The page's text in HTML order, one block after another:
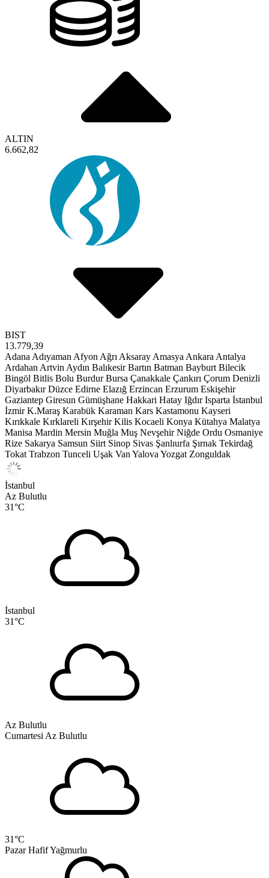
ALTIN
6.662,82
BIST
13.779,39
Adana Adıyaman Afyon Ağrı Aksaray Amasya Ankara Antalya
Ardahan Artvin Aydın Balıkesir Bartın Batman Bayburt Bilecik
Bingöl Bitlis Bolu Burdur Bursa Çanakkale Çankırı Çorum Denizli
Diyarbakır Düzce Edirne Elazığ Erzincan Erzurum Eskişehir
Gaziantep Giresun Gümüşhane Hakkari Hatay Iğdır Isparta İstanbul
İzmir K.Maraş Karabük Karaman Kars Kastamonu Kayseri
Kırıkkale Kırklareli Kırşehir Kilis Kocaeli Konya Kütahya Malatya
Manisa Mardin Mersin Muğla Muş Nevşehir Niğde Ordu Osmaniye
Rize Sakarya Samsun Siirt Sinop Sivas Şanlıurfa Şırnak Tekirdağ
Tokat Trabzon Tunceli Uşak Van Yalova Yozgat Zonguldak
İstanbul
Az Bulutlu
31°C
İstanbul
31°C
Az Bulutlu
Cumartesi Az Bulutlu
31°C
Pazar Hafif Yağmurlu